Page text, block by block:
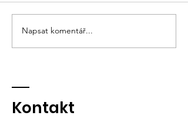
Jaký byl Dětský den ?
Napsat komentář...
Kontakt